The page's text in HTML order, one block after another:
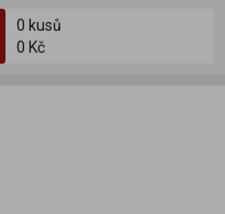
0 kusů
0 Kč